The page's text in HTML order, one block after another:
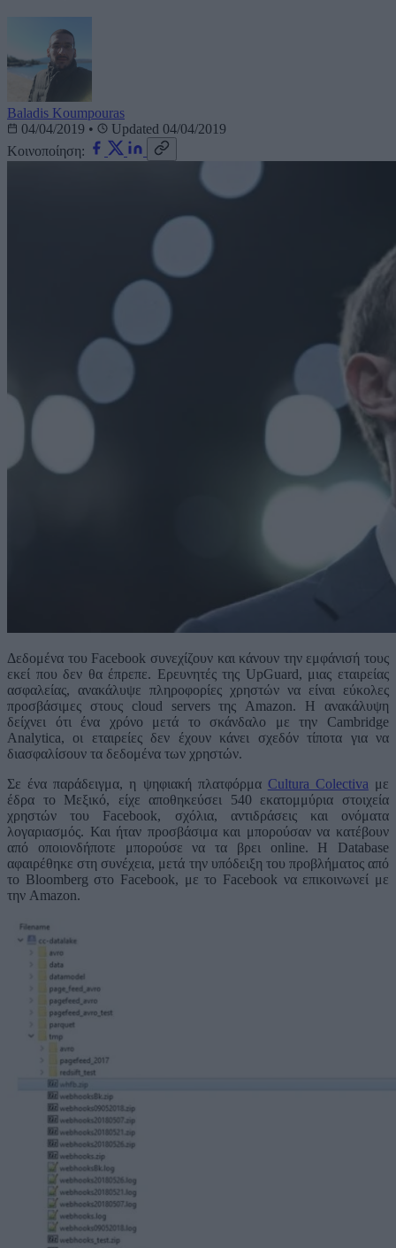
Baladis Koumpouras
04/04/2019 •
Updated 04/04/2019
Κοινοποίηση:
Δεδομένα του Facebook συνεχίζουν και κάνουν την εμφάνισή τους
εκεί που δεν θα έπρεπε. Ερευνητές της UpGuard, μιας εταιρείας
ασφαλείας, ανακάλυψε πληροφορίες χρηστών να είναι εύκολες
προσβάσιμες στους cloud servers της Amazon. Η ανακάλυψη
δείχνει ότι ένα χρόνο μετά το σκάνδαλο με την Cambridge
Analytica, οι εταιρείες δεν έχουν κάνει σχεδόν τίποτα για να
διασφαλίσουν τα δεδομένα των χρηστών.
Σε ένα παράδειγμα, η ψηφιακή πλατφόρμα Cultura Colectivaμε
έδρα το Μεξικό, είχε αποθηκεύσει 540 εκατομμύρια στοιχεία
χρηστών του Facebook, σχόλια, αντιδράσεις και ονόματα
λογαριασμός. Και ήταν προσβάσιμα και μπορούσαν να κατέβουν
από οποιονδήποτε μπορούσε να τα βρει online. Η Database
αφαιρέθηκε στη συνέχεια, μετά την υπόδειξη του προβλήματος από
το Bloomberg στο Facebook, με το Facebook να επικοινωνεί με
την Amazon.